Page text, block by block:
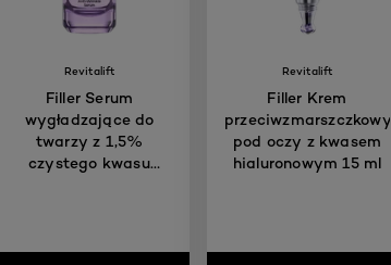
Revitalift
Filler Serum
wygładzające do
twarzy z 1,5%
czystego kwasu
Revitalift
Filler Krem
przeciwzmarszczkowy
pod oczy z kwasem
hialuronowym 15 ml